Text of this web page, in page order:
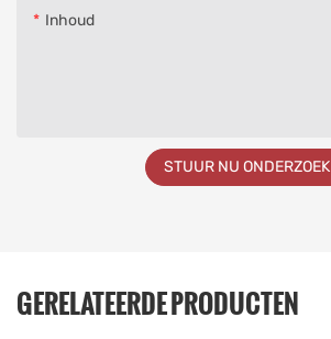
Inhoud
STUUR NU ONDERZOEK
GERELATEERDE PRODUCTEN